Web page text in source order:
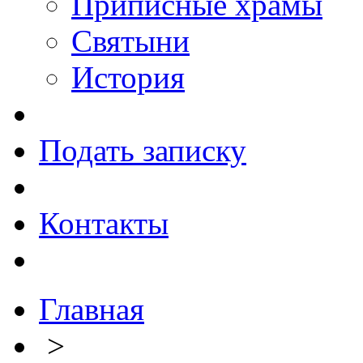
Святыни
История
Подать записку
Контакты
Главная
>